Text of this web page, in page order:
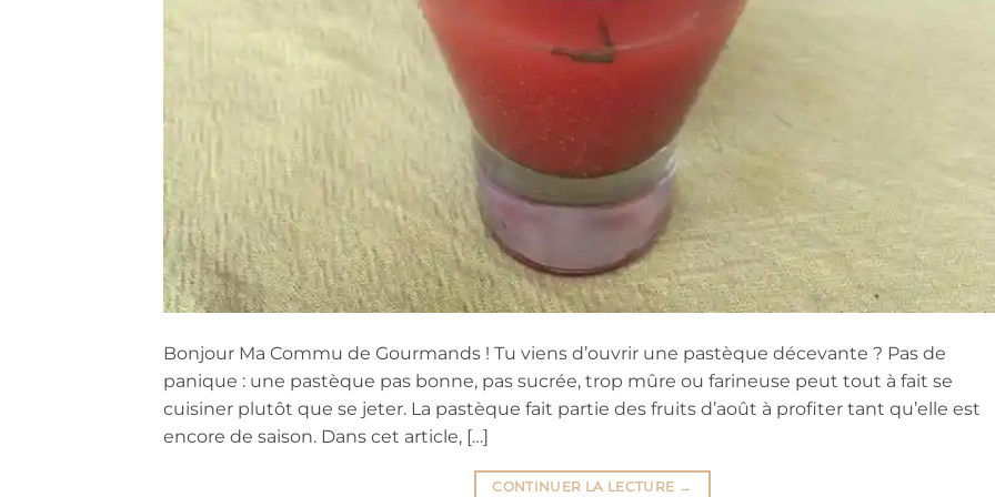
Bonjour Ma Commu de Gourmands ! Tu viens d’ouvrir une pastèque décevante ? Pas de
panique : une pastèque pas bonne, pas sucrée, trop mûre ou farineuse peut tout à fait se
cuisiner plutôt que se jeter. La pastèque fait partie des fruits d’août à profiter tant qu’elle est
encore de saison. Dans cet article, […]
CONTINUER LA LECTURE →